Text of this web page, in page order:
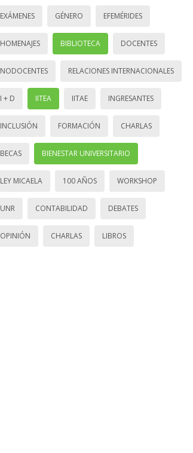
EXÁMENES GÉNERO EFEMÉRIDES
HOMENAJES BIBLIOTECA DOCENTES
NODOCENTES RELACIONES INTERNACIONALES
I + D IITEA IITAE INGRESANTES
INCLUSIÓN FORMACIÓN CHARLAS
BECAS BIENESTAR UNIVERSITARIO
LEY MICAELA 100 AÑOS WORKSHOP
UNR CONTABILIDAD DEBATES
OPINIÓN CHARLAS LIBROS